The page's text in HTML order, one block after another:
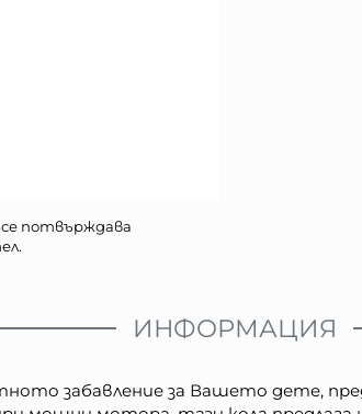
потвърждава
ИНФОРМАЦИЯ
забавление за Вашето дете,